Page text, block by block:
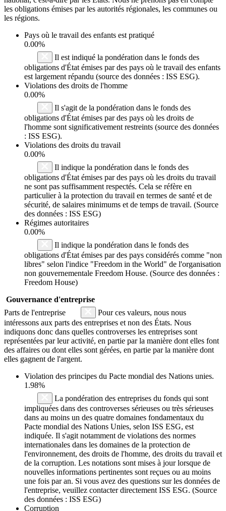
les obligations émises par les autorités régionales, les communes ou
les régions.
Pays où le travail des enfants est pratiqué
0.00%
Il est indiqué la pondération dans le fonds des
obligations d'État émises par des pays où le travail des enfants
est largement répandu (source des données : ISS ESG).
Violations des droits de l'homme
0.00%
Il s'agit de la pondération dans le fonds des
obligations d'État émises par des pays où les droits de
l'homme sont significativement restreints (source des données
: ISS ESG).
Violations des droits du travail
0.00%
Il indique la pondération dans le fonds des
obligations d'État émises par des pays où les droits du travail
ne sont pas suffisamment respectés. Cela se réfère en
particulier à la protection du travail en termes de santé et de
sécurité, de salaires minimums et de temps de travail. (Source
des données : ISS ESG)
Régimes autoritaires
0.00%
Il indique la pondération dans le fonds des
obligations d'État émises par des pays considérés comme "non
libres" selon l'indice "Freedom in the World" de l'organisation
non gouvernementale Freedom House. (Source des données :
Freedom House)
Gouvernance d'entreprise
Parts de l'entreprise
Pour ces valeurs, nous nous
intéressons aux parts des entreprises et non des États. Nous
indiquons donc dans quelles controverses les entreprises sont
représentées par leur activité, en partie par la manière dont elles font
des affaires ou dont elles sont gérées, en partie par la manière dont
elles gagnent de l'argent.
Violation des principes du Pacte mondial des Nations unies.
1.98%
La pondération des entreprises du fonds qui sont
impliquées dans des controverses sérieuses ou très sérieuses
dans au moins un des quatre domaines fondamentaux du
Pacte mondial des Nations Unies, selon ISS ESG, est
indiquée. Il s'agit notamment de violations des normes
internationales dans les domaines de la protection de
l'environnement, des droits de l'homme, des droits du travail et
de la corruption. Les notations sont mises à jour lorsque de
nouvelles informations pertinentes sont reçues ou au moins
une fois par an. Si vous avez des questions sur les données de
l'entreprise, veuillez contacter directement ISS ESG. (Source
des données : ISS ESG)
Corruption